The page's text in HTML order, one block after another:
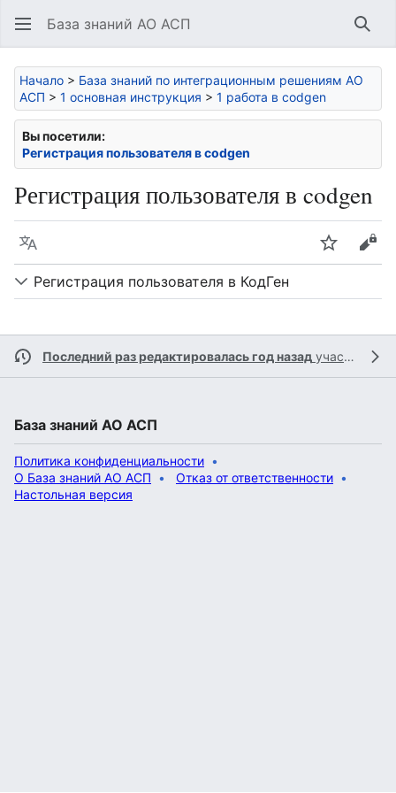
База знаний АО АСП
Начало > База знаний по интеграционным решениям АО
АСП > 1 основная инструкция > 1 работа в codgen
Вы посетили:
Регистрация пользователя в codgen
Регистрация пользователя в codgen
Язык Следить
Регистрация пользователя в КодГен
Последний раз редактировалась год назад участником
База знаний АО АСП
Политика конфиденциальности
О База знаний АО АСП
Отказ от ответственности
Настольная версия